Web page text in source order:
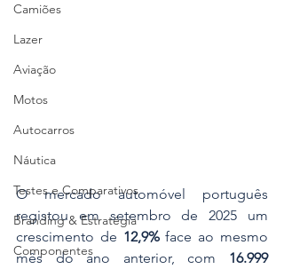
Camiões
Lazer
Aviação
Motos
Autocarros
Náutica
Testes e Comparativos
Branding & Estratégia
Componentes
O mercado automóvel português
registou em setembro de 2025 um
crescimento de 12,9% face ao mesmo
mês do ano anterior, com 16.999